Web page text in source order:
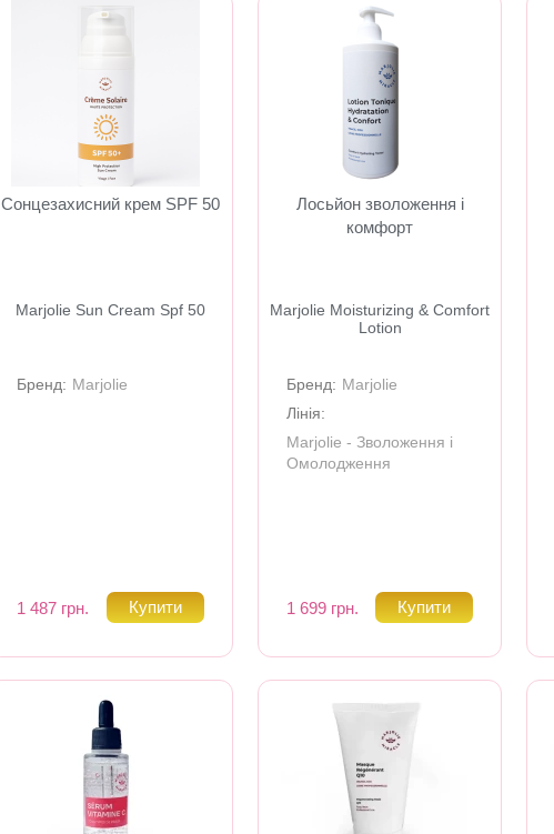
Сонцезахисний крем SPF 50
Marjolie Sun Cream Spf 50
Бренд: Marjolie
1 487 грн.
Лосьйон зволоження і
комфорт
Marjolie Moisturizing & Comfort
Lotion
Бренд: Marjolie
Лінія:
Marjolie - Зволоження і
Омолодження
1 699 грн.